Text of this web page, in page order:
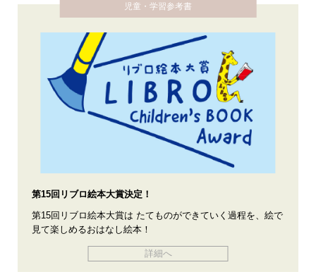
児童・学習参考書
第15回リブロ絵本大賞決定！
第15回リブロ絵本大賞は たてものができていく過程を、絵で
見て楽しめるおはなし絵本！
詳細へ